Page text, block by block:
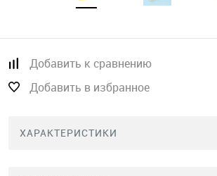
Добавить к сравнению
Добавить в избранное
ХАРАКТЕРИСТИКИ